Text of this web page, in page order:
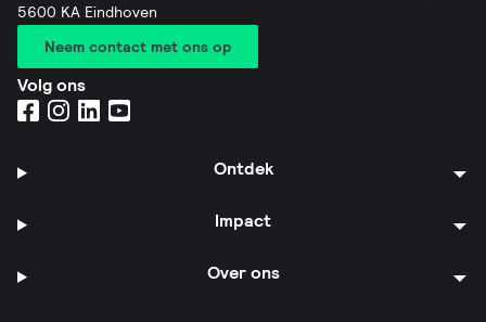
5600 KA Eindhoven
Neem contact met ons op
Volg ons
Ontdek
Impact
Over ons